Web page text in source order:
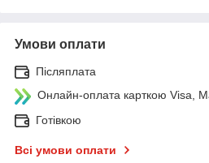
Умови оплати
Післяплата
Онлайн-оплата карткою Visa,
Готівкою
Всі умови оплати